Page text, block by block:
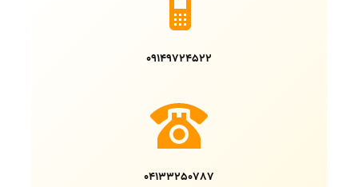
09149724522
04133250787